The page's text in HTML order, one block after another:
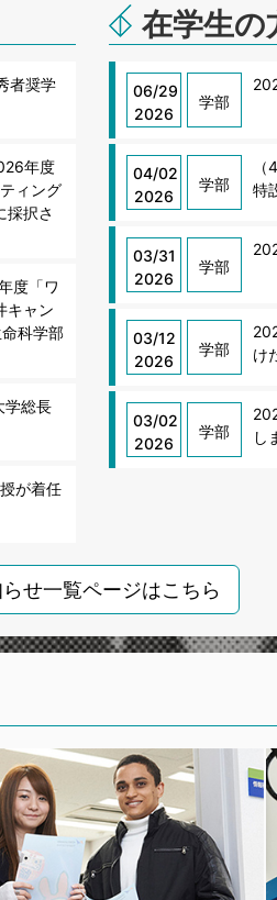
者奨学
年度
ィング
採択さ
度「ワ
キャン
科学部
学総長
が着任
在学生の
06/29
2026
学部
04/02
2026
学部
特
03/31
2026
学部
03/12
2026
学部
け
03/02
2026
学部
し
せ一覧ページはこちら